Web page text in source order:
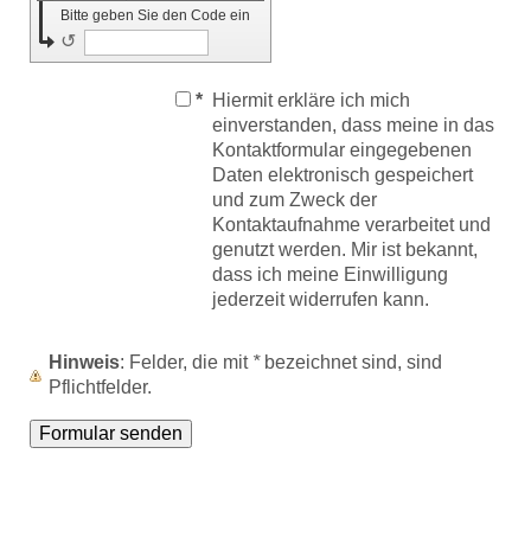
Bitte geben Sie den Code ein
↺
* Hiermit erkläre ich mich
einverstanden, dass meine in das
Kontaktformular eingegebenen
Daten elektronisch gespeichert
und zum Zweck der
Kontaktaufnahme verarbeitet und
genutzt werden. Mir ist bekannt,
dass ich meine Einwilligung
jederzeit widerrufen kann.
Hinweis : Felder, die mit *bezeichnet sind, sind
Pflichtfelder.